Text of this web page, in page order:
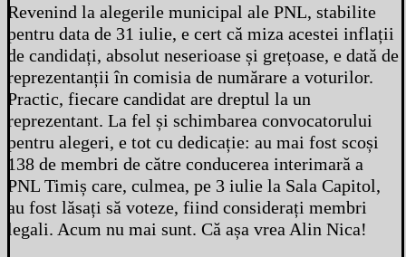
Revenind la alegerile municipal ale PNL, stabilite
pentru data de 31 iulie, e cert că miza acestei inflații
de candidați, absolut neserioase și grețoase, e dată de
reprezentanții în comisia de numărare a voturilor.
Practic, fiecare candidat are dreptul la un
reprezentant. La fel și schimbarea convocatorului
pentru alegeri, e tot cu dedicație: au mai fost scoși
138 de membri de către conducerea interimară a
PNL Timiș care, culmea, pe 3 iulie la Sala Capitol,
au fost lăsați să voteze, fiind considerați membri
legali. Acum nu mai sunt. Că așa vrea Alin Nica!